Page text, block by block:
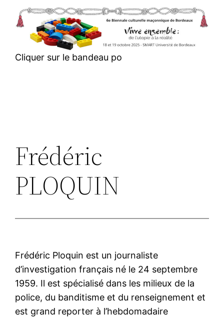
Aller
contenu
Cliquer sur le bandeau po
Frédéric
PLOQUIN
Frédéric Ploquin est un journaliste
d’investigation français né le 24 septembre
1959. Il est spécialisé dans les milieux de la
police, du banditisme et du renseignement et
est grand reporter à l’hebdomadaire